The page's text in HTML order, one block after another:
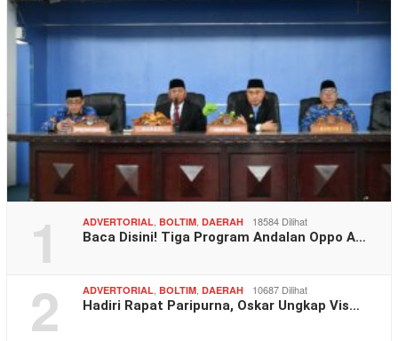
1 ADVERTORIAL BOLTIM DAERAH 18584 Dilihat
Baca Disini! Tiga Program Andalan Oppo A…
2 ADVERTORIAL BOLTIM DAERAH 10687 Dilihat
Hadiri Rapat Paripurna, Oskar Ungkap Vis…